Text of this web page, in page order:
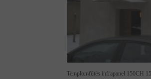
Templomfűtés infrapanel 150CH